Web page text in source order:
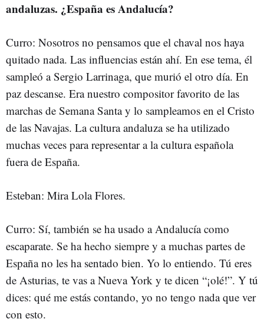
andaluzas. ¿España es Andalucía?
Curro: Nosotros no pensamos que el chaval nos haya
quitado nada. Las influencias están ahí. En ese tema, él
sampleó a Sergio Larrinaga, que murió el otro día. En
paz descanse. Era nuestro compositor favorito de las
marchas de Semana Santa y lo sampleamos en el Cristo
de las Navajas. La cultura andaluza se ha utilizado
muchas veces para representar a la cultura española
fuera de España.
Esteban: Mira Lola Flores.
Curro: Sí, también se ha usado a Andalucía como
escaparate. Se ha hecho siempre y a muchas partes de
España no les ha sentado bien. Yo lo entiendo. Tú eres
de Asturias, te vas a Nueva York y te dicen “¡olé!”. Y tú
dices: qué me estás contando, yo no tengo nada que ver
con esto.